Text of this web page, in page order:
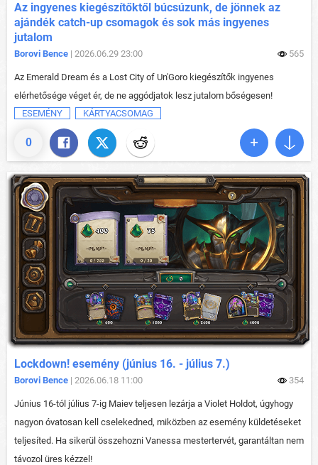
0
Az ingyenes kiegészítőktől búcsúzunk, de jönnek az
ajándék catch-up csomagok és sok más ingyenes
jutalom
Borovi Bence | 2026.06.29 23:00 565
Az Emerald Dream és a Lost City of Un'Goro kiegészítők ingyenes
elérhetősége véget ér, de ne aggódjatok lesz jutalom bőségesen!
ESEMÉNY
KÁRTYACSOMAG
Lockdown! esemény (június 16. - július 7.)
Borovi Bence | 2026.06.18 11:00 354
Június 16-tól július 7-ig Maiev teljesen lezárja a Violet Holdot, úgyhogy
nagyon óvatosan kell cselekedned, miközben az esemény küldetéseket
teljesíted. Ha sikerül összehozni Vanessa mestertervét, garantáltan nem
távozol üres kézzel!